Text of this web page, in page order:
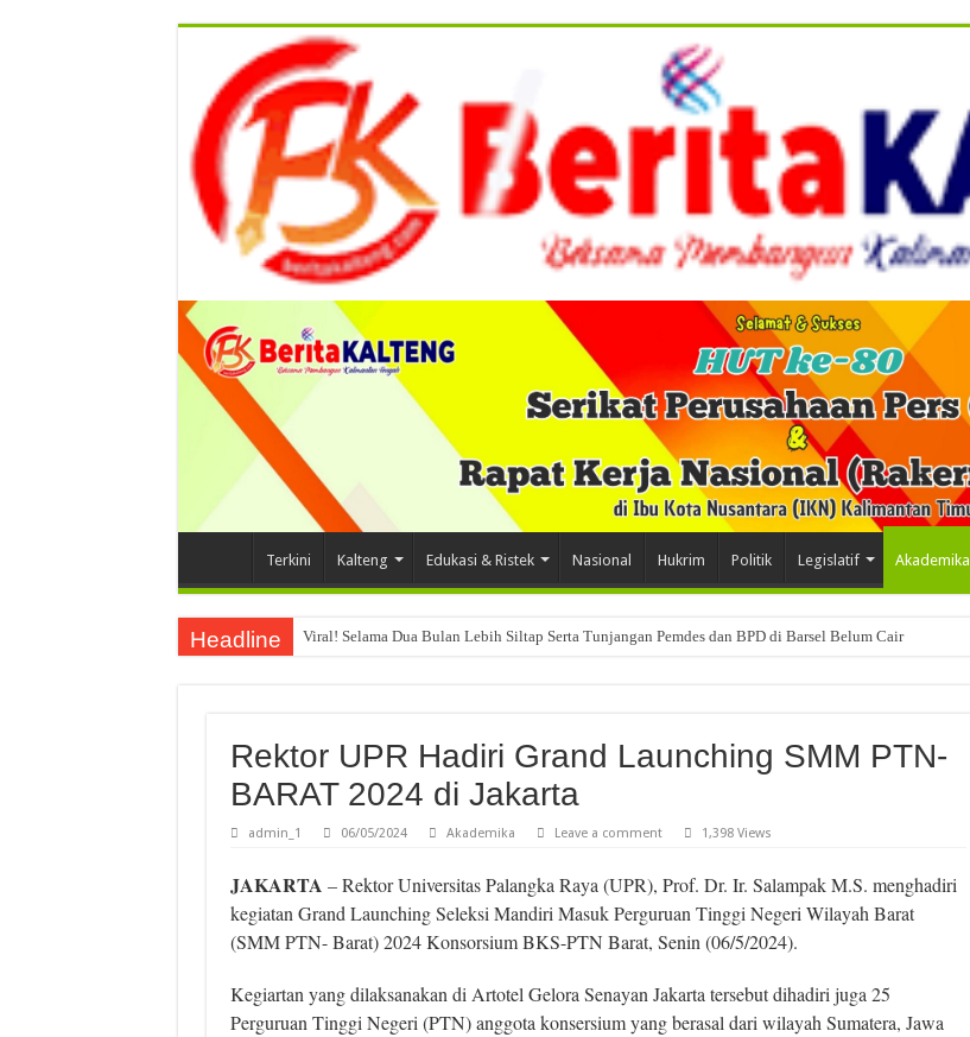
Terkini Kalteng Edukasi & Ristek Nasional Hukrim Politik Legislatif Akademika
Headline Viral! Selama Dua Bulan Lebih Siltap Serta Tunjangan Pemdes dan BPD di Barsel Belum Cair
Rektor UPR Hadiri Grand Launching SMM PTN-
BARAT 2024 di Jakarta
admin_1 06/05/2024 Akademika Leave a comment 1,398 Views
JAKARTA – Rektor Universitas Palangka Raya (UPR), Prof. Dr. Ir. Salampak M.S. menghadiri
kegiatan Grand Launching Seleksi Mandiri Masuk Perguruan Tinggi Negeri Wilayah Barat
(SMM PTN- Barat) 2024 Konsorsium BKS-PTN Barat, Senin (06/5/2024).
Kegiartan yang dilaksanakan di Artotel Gelora Senayan Jakarta tersebut dihadiri juga 25
Perguruan Tinggi Negeri (PTN) anggota konsersium yang berasal dari wilayah Sumatera, Jawa